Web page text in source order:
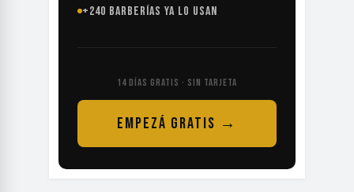
+240 BARBERÍAS YA LO USAN
14 DÍAS GRATIS · SIN TARJETA
EMPEZÁ GRATIS →